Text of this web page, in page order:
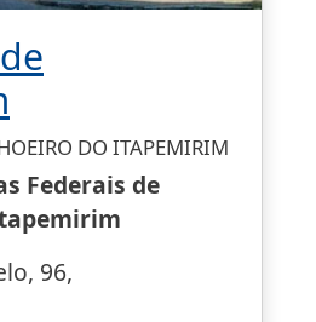
DO ITAPEMIRIM
Federais de
96,